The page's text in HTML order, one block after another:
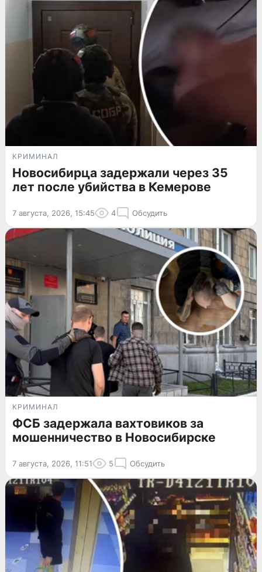
КРИМИНАЛ
Новосибирца задержали через 35
лет после убийства в Кемерове
7 августа, 2026, 15:45 4 Обсудить
КРИМИНАЛ
ФСБ задержала вахтовиков за
мошенничество в Новосибирске
7 августа, 2026, 11:51 5 Обсудить